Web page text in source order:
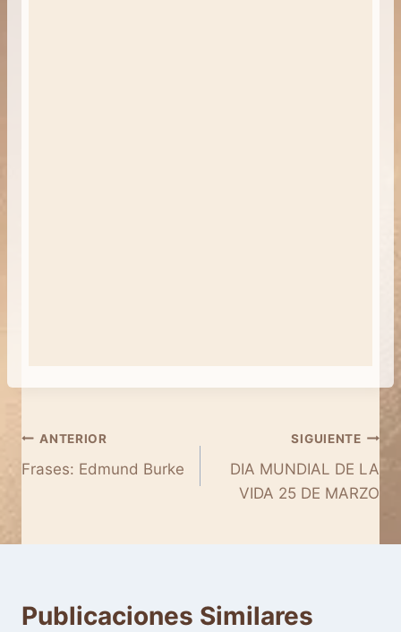
Navegación
de
ANTERIOR
Frases: Edmund Burke
SIGUIENTE
DIA MUNDIAL DE LA
VIDA 25 DE MARZO
Publicaciones Similares